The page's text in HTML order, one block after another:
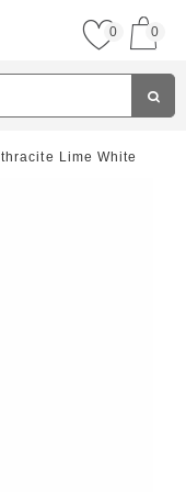
0 0
Lime White